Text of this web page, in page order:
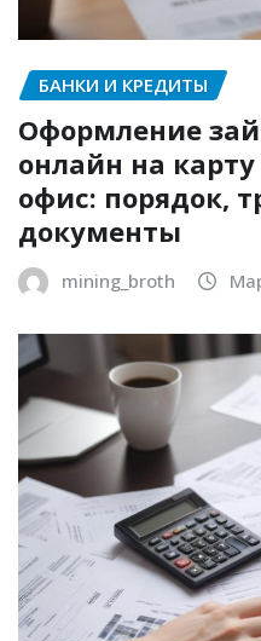
БАНКИ И КРЕДИТЫ
Оформление
онлайн на
офис: порядок,
документы
mining_broth